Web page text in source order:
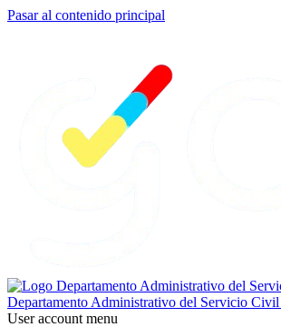
Pasar al contenido principal
Departamento Administrativo del Servicio
User account menu